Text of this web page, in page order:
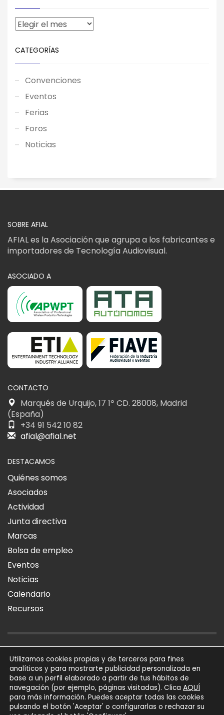
CATEGORÍAS
Convenciones
Eventos
Ferias
Foros
Noticias
SOBRE AFIAL
AFIAL es la Asociación que agrupa a los fabricantes e
importadores de Tecnología Audiovisual.
ASOCIADO A
CONTACTO
Marqués de Urquijo, 17 1º CD. 28008, Madrid
(España)
+34 91 542 10 82
afial@afial.net
DESTACAMOS
Quiénes somos
Asociados
Actividad
Junta directiva
Marcas
Bolsa de empleo
Eventos
Noticias
Calendario
Recursos
AVISO LEGAL POLÍTICA DE PRIVACIDAD POLÍTICA DE COOKIES
SÍGUENOS
AFIAL Asociación © 2026
Todos los derechos
Utilizamos cookies propias y de terceros para fines
analíticos y para mostrarte publicidad personalizada en
base a un perfil elaborado a partir de tus hábitos de
navegación (por ejemplo, páginas visitadas). Clica AQUÍ
para más información. Puedes aceptar todas las cookies
pulsando el botón 'Aceptar' o configurarlas o rechazar su